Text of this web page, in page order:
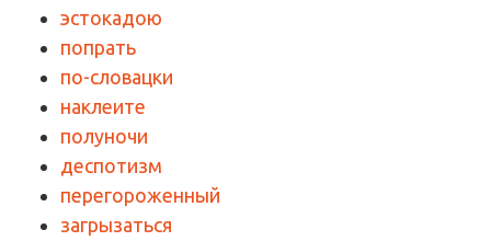
эстокадою
попрать
по-словацки
наклеите
полуночи
деспотизм
перегороженный
загрызаться